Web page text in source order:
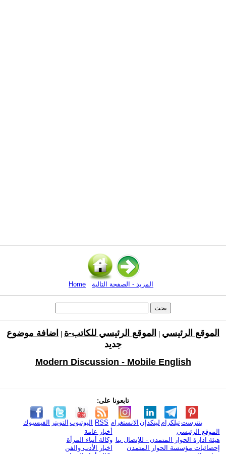
Home المزيد - الصفحة التالية
الموقع الرئيسي الموقع الرئيسي للكاتب-ة
اضافة موضوع
جديد
Modern Discussion - Mobile English
تابعونا على:
الفيسبوك التويتر اليوتيوب RSS الانستغرام لينكدإن تيلكرامبنترست
الموقع الرئيسي
هيئة ادارة الحوار المتمدن - للإتصال بنا
إحصائيات مؤسسة الحوار المتمدن
أخبار عامة
وكالة أنباء المرأة
اخبار الأدب والفن